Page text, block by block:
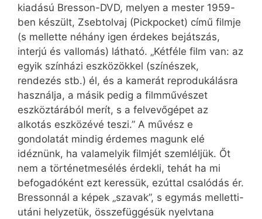
kiadású Bresson-DVD, melyen a mester 1959-
ben készült, Zsebtolvaj (Pickpocket) című filmje
(s mellette néhány igen érdekes bejátszás,
interjú és vallomás) látható. „Kétféle film van: az
egyik színházi eszközökkel (színészek,
rendezés stb.) él, és a kamerát reprodukálásra
használja, a másik pedig a filmművészet
eszköztárából merít, s a felvevőgépet az
alkotás eszközévé teszi.” A művész e
gondolatát mindig érdemes magunk elé
idéznünk, ha valamelyik filmjét szemléljük. Őt
nem a történetmesélés érdekli, tehát ha mi
befogadóként ezt keressük, ezúttal csalódás ér.
Bressonnál a képek „szavak”, s egymás melletti-
utáni helyzetük, összefüggésük nyelvtana